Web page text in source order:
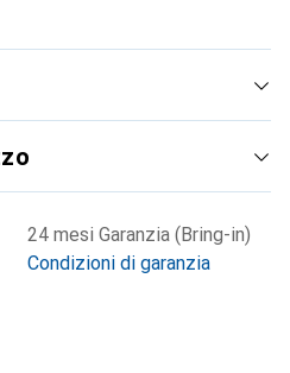
Noreve è una scelta
24 mesi Garanzia (Bring-in)
Condizioni di garanzia